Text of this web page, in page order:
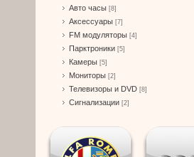
Авто часы [8]
Аксессуары [7]
FM модуляторы [4]
Парктроники [5]
Камеры [5]
Мониторы [2]
Телевизоры и DVD [8]
Сигнализации [2]